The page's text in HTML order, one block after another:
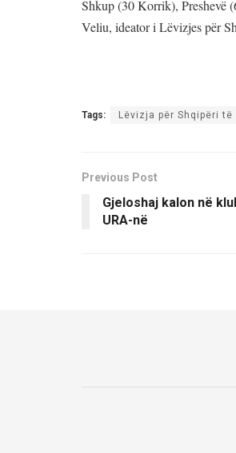
Shkup (30 Korrik), Preshevë
Veliu, ideator i Lëvizjes për
Tags: Lëvizja për Shqipëri të
Previous Post
Gjeloshaj kalon në
URA-në